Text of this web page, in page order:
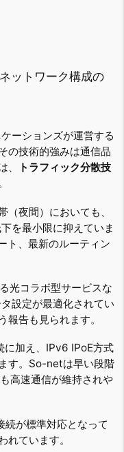
ットワーク構成の
ーションズが運営する
の技術的強みは通信品
トラフィック分散技
夜間）においても、
を最小限に抑えていま
ト、最新のルーティン
光コラボ型サービスな
設定が最適化されてい
報告も見られます。
に加え、IPv6 IPoE方式
す。So-netは早い段階
高速通信が維持されや
が標準対応となって
れています。